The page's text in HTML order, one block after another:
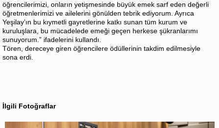
öğrencilerimizi, onların yetişmesinde büyük emek sarf eden değerli
öğretmenlerimizi ve ailelerini gönülden tebrik ediyorum. Ayrıca
Yeşilay’ın bu kıymetli gayretlerine katkı sunan tüm kurum ve
kuruluşlara, bu mücadelede emeği geçen herkese şükranlarımı
sunuyorum.” ifadelerini kullandı.
Tören, dereceye giren öğrencilere ödüllerinin takdim edilmesiyle
sona erdi.
İlgili Fotoğraflar